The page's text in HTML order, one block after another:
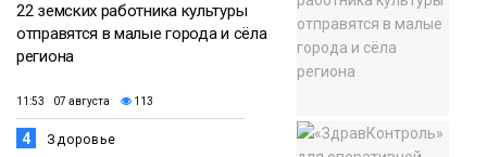
22 земских работника культуры
отправятся в малые города и сёла
региона
11:53 07 августа 113
4 Здоровье